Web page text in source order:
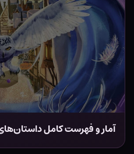
آمار و فهرست کامل